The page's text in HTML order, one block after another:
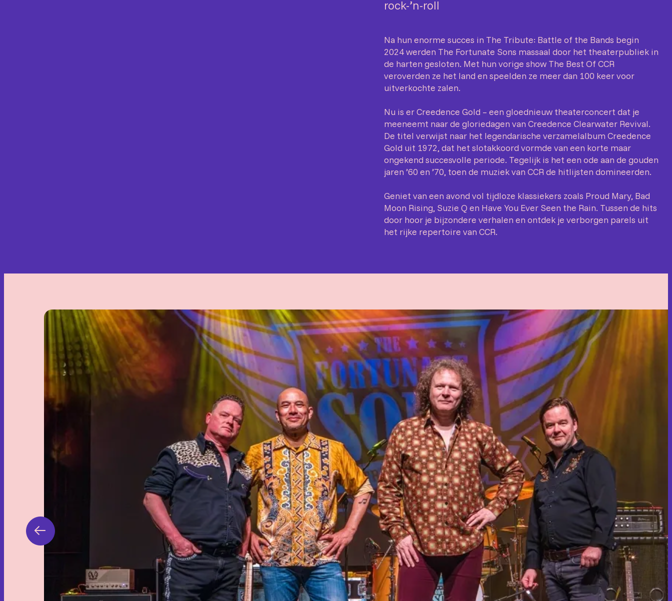
rock-’n-roll
Na hun enorme succes in The Tribute: Battle of the Bands begin
2024 werden The Fortunate Sons massaal door het theaterpubliek in
de harten gesloten. Met hun vorige show The Best Of CCR
veroverden ze het land en speelden ze meer dan 100 keer voor
uitverkochte zalen.
Nu is er Creedence Gold – een gloednieuw theaterconcert dat je
meeneemt naar de gloriedagen van Creedence Clearwater Revival.
De titel verwijst naar het legendarische verzamelalbum Creedence
Gold uit 1972, dat het slotakkoord vormde van een korte maar
ongekend succesvolle periode. Tegelijk is het een ode aan de gouden
jaren ’60 en ’70, toen de muziek van CCR de hitlijsten domineerden.
Geniet van een avond vol tijdloze klassiekers zoals Proud Mary, Bad
Moon Rising, Suzie Q en Have You Ever Seen the Rain. Tussen de hits
door hoor je bijzondere verhalen en ontdek je verborgen parels uit
het rijke repertoire van CCR.